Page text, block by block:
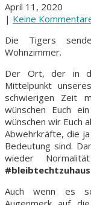
April 11, 2020
| Keine
Die Tigers
Wohnzimmer.
Der Ort, der in
Mittelpunkt
schwierigen Zeit
wünschen Euch
wünschen wir Euch
Abwehrkräfte, die
Bedeutung sind.
wieder
Auch wenn es